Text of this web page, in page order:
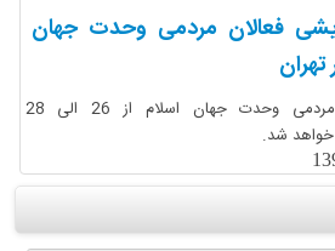
فعالان مردمی وحدت جهان
تهران
دومین هم‌اندیشی فعالان مردمی وحدت جهان اسلام از 26 الی 28